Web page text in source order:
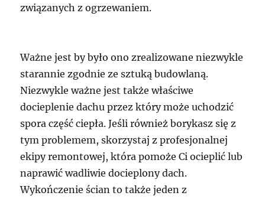
związanych z ogrzewaniem.
Ważne jest by było ono zrealizowane niezwykle
starannie zgodnie ze sztuką budowlaną.
Niezwykle ważne jest także właściwe
docieplenie dachu przez który może uchodzić
spora część ciepła. Jeśli również borykasz się z
tym problemem, skorzystaj z profesjonalnej
ekipy remontowej, która pomoże Ci ocieplić lub
naprawić wadliwie docieplony dach.
Wykończenie ścian to także jeden z